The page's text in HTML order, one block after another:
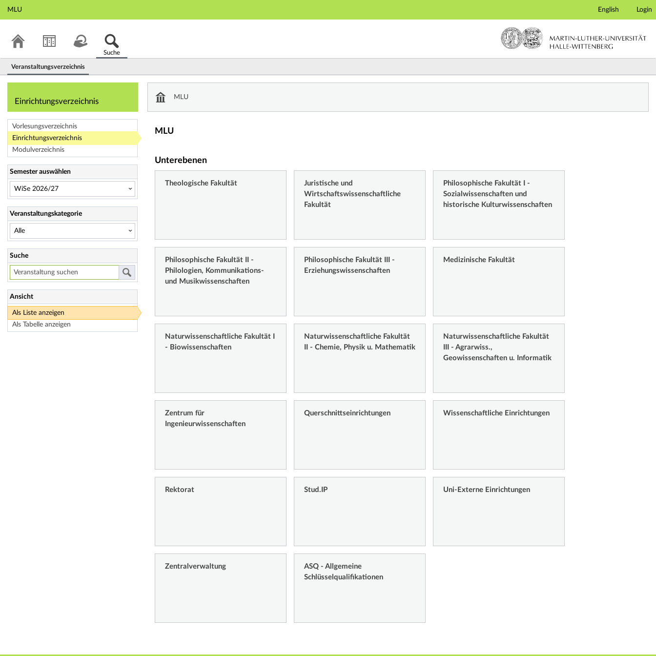
Hauptnavigation
Fußzeile
MLU English Login
Suche
Veranstaltungsverzeichnis
Einrichtungsverzeichnis
Vorlesungsverzeichnis
Einrichtungsverzeichnis
Modulverzeichnis
Semester auswählen
Veranstaltungskategorie
Suche
Ansicht
Als Liste anzeigen
Als Tabelle anzeigen
MLU
MLU
Unterebenen
Theologische Fakultät
Juristische und
Wirtschaftswissenschaftliche
Fakultät
Philosophische Fakultät I -
Sozialwissenschaften und
historische Kulturwissenschaften
Philosophische Fakultät II -
Philologien, Kommunikations-
und Musikwissenschaften
Philosophische Fakultät III -
Erziehungswissenschaften
Medizinische Fakultät
Naturwissenschaftliche Fakultät I
- Biowissenschaften
Naturwissenschaftliche Fakultät
II - Chemie, Physik u. Mathematik
Naturwissenschaftliche Fakultät
III - Agrarwiss.,
Geowissenschaften u. Informatik
Zentrum für
Ingenieurwissenschaften
Querschnittseinrichtungen Wissenschaftliche Einrichtungen
Rektorat Stud.IP Uni-Externe Einrichtungen
Zentralverwaltung
ASQ - Allgemeine
Schlüsselqualifikationen